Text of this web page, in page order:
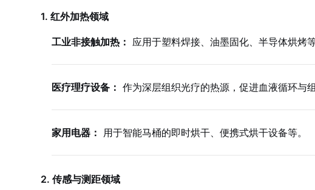
1. 红外加热领域
工业非接触加热： 应用于塑料焊接、油墨固化、半导体烘烤
医疗理疗设备： 作为深层组织光疗的热源，促进血液循环与组
家用电器： 用于智能马桶的即时烘干、便携式烘干设备等。
2. 传感与测距领域